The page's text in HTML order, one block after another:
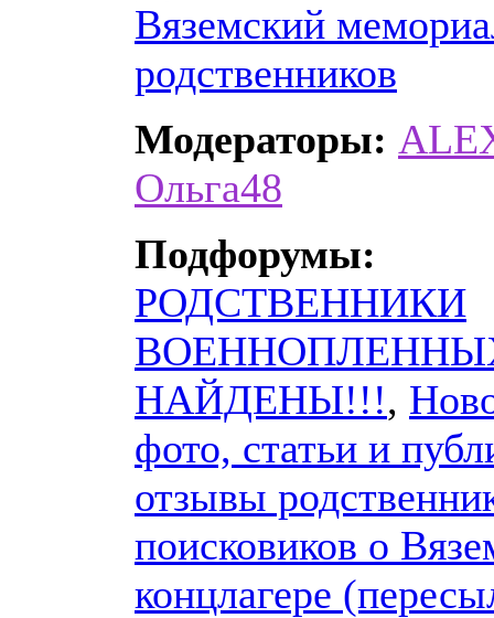
Вяземский
родственников
Модераторы:
Ольга48
Подфорумы:
РОДСТВЕННИКИ
НАЙДЕНЫ!!!,
фото, статьи и
отзывы
поисковиков о
концлагере